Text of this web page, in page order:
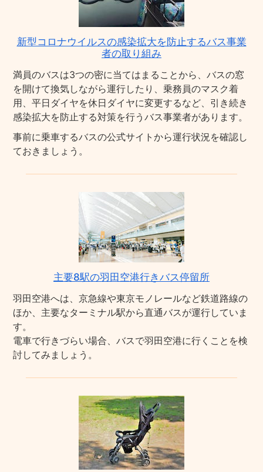
新型コロナウイルスの感染拡大を防止するバス事業
者の取り組み
満員のバスは3つの密に当てはまることから、バスの窓
を開けて換気しながら運行したり、乗務員のマスク着
用、平日ダイヤを休日ダイヤに変更するなど、引き続き
感染拡大を防止する対策を行うバス事業者があります。
事前に乗車するバスの公式サイトから運行状況を確認し
ておきましょう。
主要8駅の羽田空港行きバス停留所
羽田空港へは、京急線や東京モノレールなど鉄道路線の
ほか、主要なターミナル駅から直通バスが運行していま
す。
電車で行きづらい場合、バスで羽田空港に行くことを検
討してみましょう。